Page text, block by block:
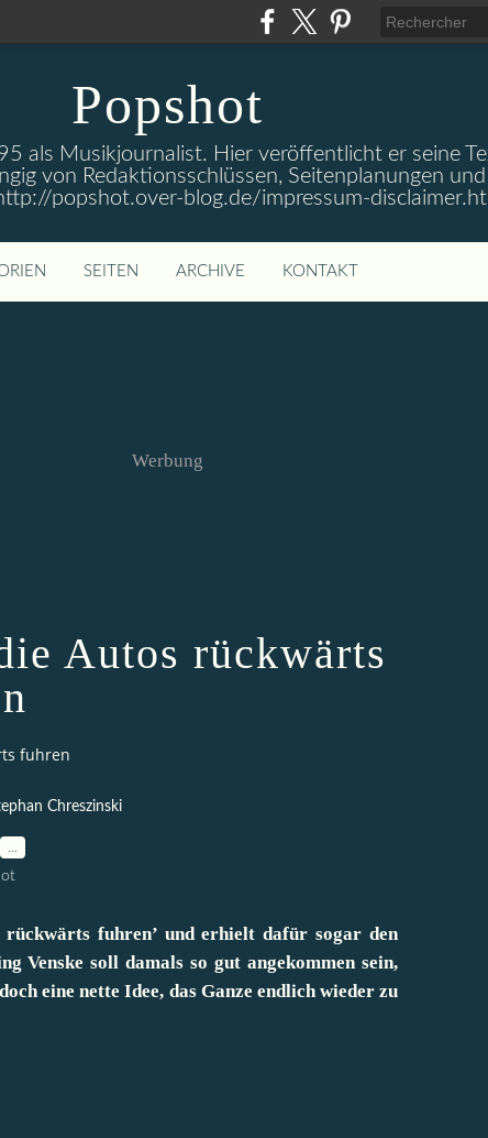
Popshot
als Musikjournalist. Hier veröffentlicht er seine
von Redaktionsschlüssen, Seitenplanungen
popshot.over-blog.de/impressum-
SEITEN ARCHIVE KONTAKT
Werbung
Autos rückwärts
fuhren
Chreszinski
fuhren’ und erhielt dafür sogar den
Venske soll damals so gut angekommen sein,
eine nette Idee, das Ganze endlich wieder zu